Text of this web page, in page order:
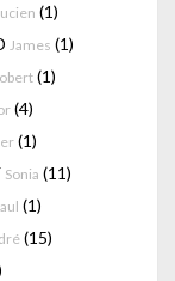
(1)
James (1)
(1)
(4)
(1)
Sonia (11)
(1)
(15)